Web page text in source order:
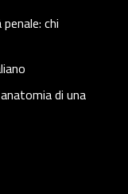
chi
di una